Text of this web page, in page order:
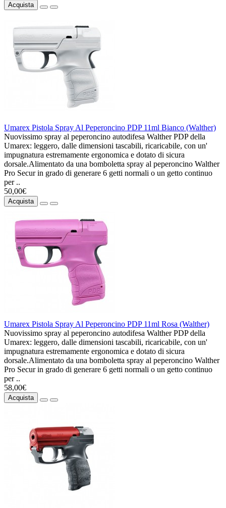
Acquista
Umarex Pistola Spray Al Peperoncino PDP 11ml Bianco (Walther)
Nuovissimo spray al peperoncino autodifesa Walther PDP della
Umarex: leggero, dalle dimensioni tascabili, ricaricabile, con un'
impugnatura estremamente ergonomica e dotato di sicura
dorsale.Alimentato da una bomboletta spray al peperoncino Walther
Pro Secur in grado di generare 6 getti normali o un getto continuo
per ..
50,00€
Acquista
Umarex Pistola Spray Al Peperoncino PDP 11ml Rosa (Walther)
Nuovissimo spray al peperoncino autodifesa Walther PDP della
Umarex: leggero, dalle dimensioni tascabili, ricaricabile, con un'
impugnatura estremamente ergonomica e dotato di sicura
dorsale.Alimentato da una bomboletta spray al peperoncino Walther
Pro Secur in grado di generare 6 getti normali o un getto continuo
per ..
58,00€
Acquista